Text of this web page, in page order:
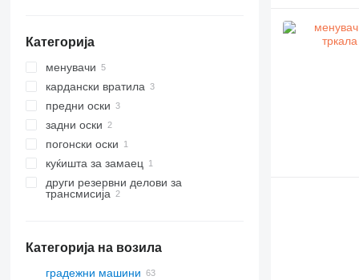
Категорија
менувачи
кардански вратила
предни оски
задни оски
погонски оски
куќишта за замаец
други резервни делови за
трансмисија
Категорија на возила
градежни машини